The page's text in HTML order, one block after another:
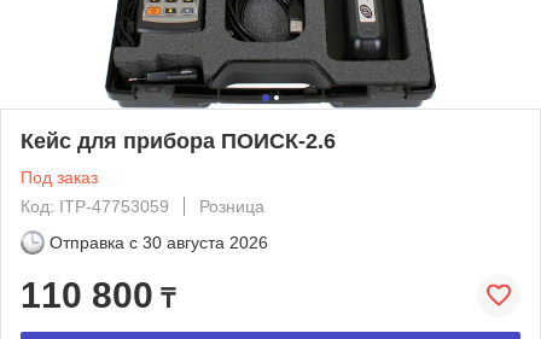
Кейс для прибора ПОИСК-2.6
Под заказ
Код: ITP-47753059
Розница
Отправка с 30 августа 2026
110 800 ₸